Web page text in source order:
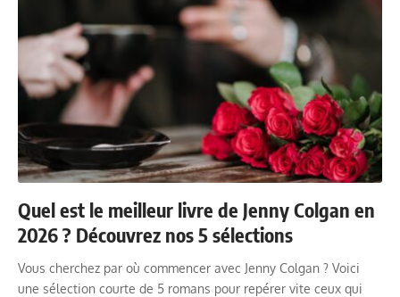
Quel est le meilleur livre de Jenny Colgan en
2026 ? Découvrez nos 5 sélections
Vous cherchez par où commencer avec Jenny Colgan ? Voici
une sélection courte de 5 romans pour repérer vite ceux qui